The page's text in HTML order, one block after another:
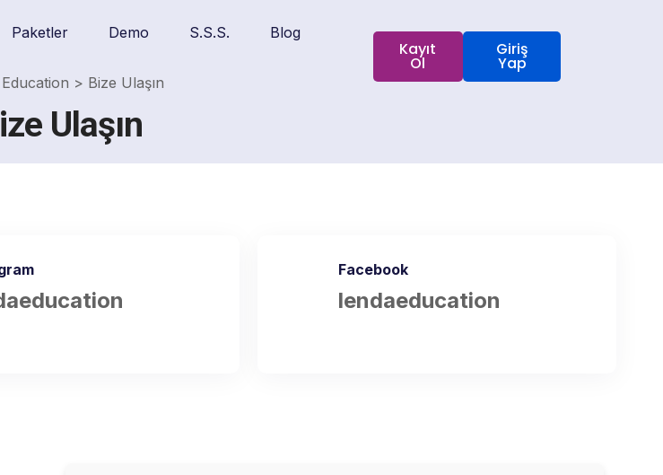
Paketler Demo S.S.S.
Blog
Kayıt
Ol
Giriş
Yap
> Bize Ulaşın
Ulaşın
Facebook
lendaeducation